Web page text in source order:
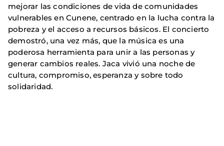
mejorar las condiciones de vida de comunidades
vulnerables en Cunene, centrado en la lucha contra la
pobreza y el acceso a recursos básicos. El concierto
demostró, una vez más, que la música es una
poderosa herramienta para unir a las personas y
generar cambios reales. Jaca vivió una noche de
cultura, compromiso, esperanza y sobre todo
solidaridad.